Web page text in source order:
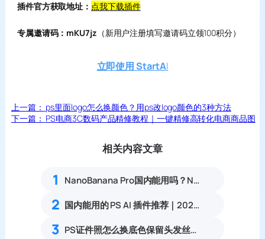
插件官方获取地址： 点我下载插件
专属邀请码：mKU7jz （新用户注册填写邀请码立领100积分）
立即使用 StartAI
上一篇： ps里面logo怎么换颜色？用ps改logo颜色的3种方法
下一篇： PS电商3C数码产品精修教程｜一键精修高转化电商商品图
相关内容文章
1 NanoBanana Pro国内能用吗？Nano banana使用教程
2 国内能用的 PS AI 插件推荐｜2026 4款AI插件最新实测
3 PS证件照怎么换底色保留头发丝细节？3步解决抠图白边杂边完整教程